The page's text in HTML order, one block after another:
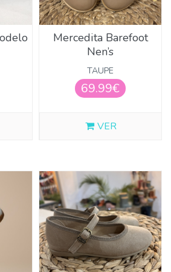
Mercedita Barefoot
Nen’s
TAUPE
69.99€
VER